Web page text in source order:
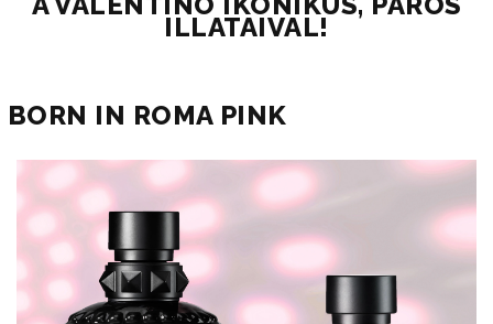
ILLATAIVAL!
BORN IN ROMA PINK